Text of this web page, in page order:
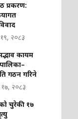
प्रकरण:
२०८३
कायम
गठन गरिने
२०८३
चुरेकी १७